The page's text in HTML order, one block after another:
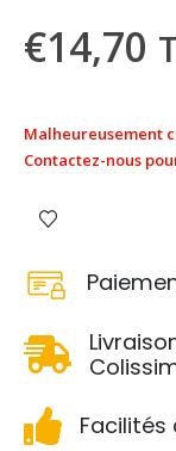
€14,70
Malheureusement
Contactez-nous
Facilités